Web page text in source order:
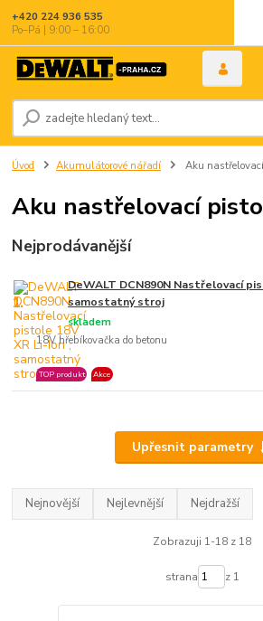
+420 224 936 535
Po–Pá | 9:00 – 16:00
Úvod Akumulátorové nářadí Aku
Aku nastřelovací
Nejprodávanější
1.
DeWALT DCN890N Nastřelovací
samostatný stroj
18V hřebíkovačka do betonu
skladem
TOP produkt Akce
Upřesnit parametry
Nejnovější Nejlevnější Nejdražší
Zobrazuji 1-18 z 18
strana z 1